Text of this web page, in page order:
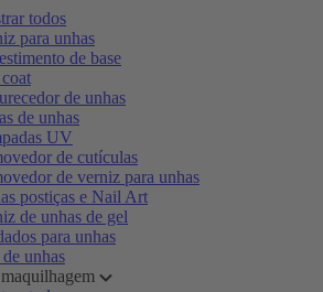
todos
para unhas
de base
de unhas
de unhas
UV
de cutículas
de verniz para unhas
postiças e Nail Art
de unhas de gel
para unhas
unhas